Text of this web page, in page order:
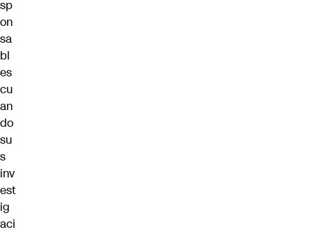
sp
on
sa
bl
es
cu
an
do
su
s
inv
est
ig
aci